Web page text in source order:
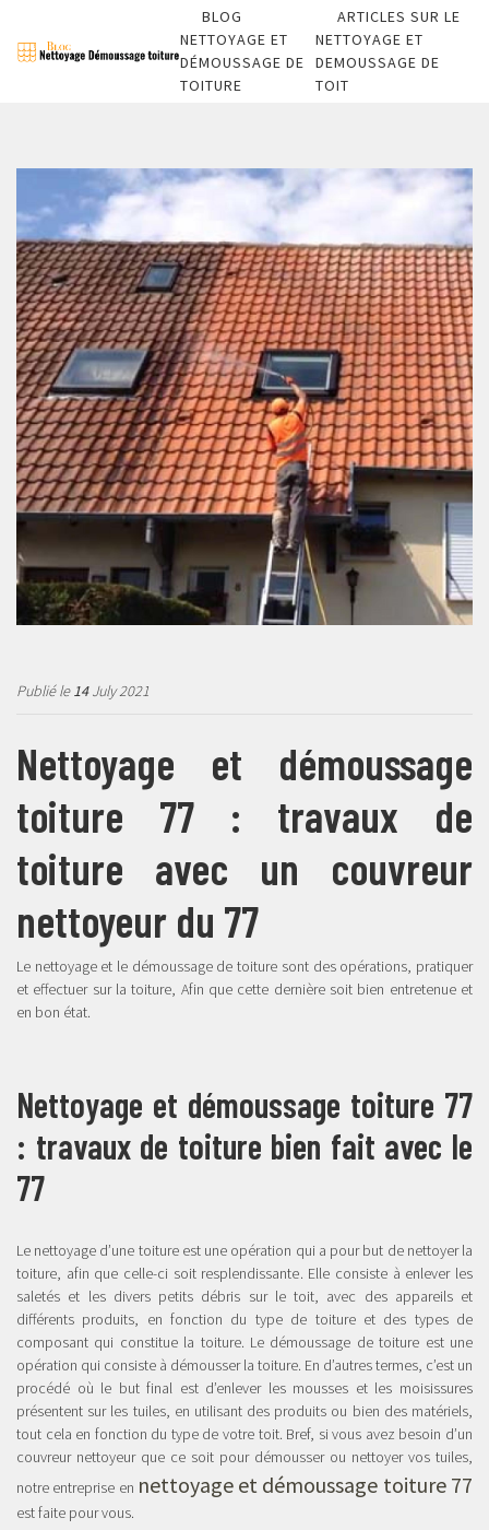
BLOG
NETTOYAGE ET
DÉMOUSSAGE DE
TOITURE
ARTICLES SUR LE
NETTOYAGE ET
DEMOUSSAGE DE
TOIT
Publié le14July 2021
Nettoyage et démoussage
toiture 77 : travaux de
toiture avec un couvreur
nettoyeur du 77
Le nettoyage et le démoussage de toiture sont des opérations, pratiquer
et effectuer sur la toiture, Afin que cette dernière soit bien entretenue et
en bon état.
Nettoyage et démoussage toiture 77
: travaux de toiture bien fait avec le
77
Le nettoyage d’une toiture est une opération qui a pour but de nettoyer la
toiture, afin que celle-ci soit resplendissante. Elle consiste à enlever les
saletés et les divers petits débris sur le toit, avec des appareils et
différents produits, en fonction du type de toiture et des types de
composant qui constitue la toiture. Le démoussage de toiture est une
opération qui consiste à démousser la toiture. En d’autres termes, c’est un
procédé où le but final est d’enlever les mousses et les moisissures
présentent sur les tuiles, en utilisant des produits ou bien des matériels,
tout cela en fonction du type de votre toit. Bref, si vous avez besoin d’un
couvreur nettoyeur que ce soit pour démousser ou nettoyer vos tuiles,
notre entreprise en nettoyage et démoussage toiture 77
est faite pour vous.